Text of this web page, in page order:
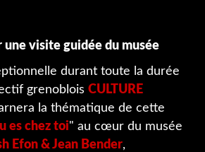
une visite guidée du musée
durant toute la durée
grenoblois CULTURE
la thématique de cette
es chez toi" au cœur du musée
Efon & Jean Bender,